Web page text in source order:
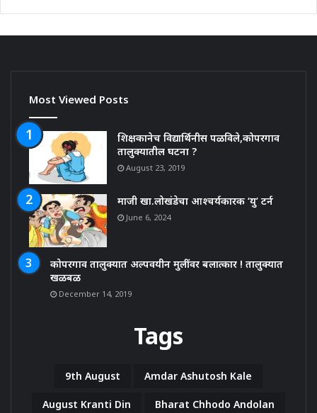
Most Viewed Posts
शिक्षकानेच विद्यार्थिनीस पळविले,कोपरगाव
तालुक्यातील घटना ?
August 23, 2019
माजी खा.लोखंडेचा आश्चर्यकारक ‘यु’ टर्न
June 6, 2024
कोपरगाव तालुक्यात अल्पवयीन मुलींवर बलात्कार ! तालुक्यात
खळबळ
December 14, 2019
Tags
9th August Amdar Ashutosh Kale
August Kranti Din Bharat Chhodo Andolan